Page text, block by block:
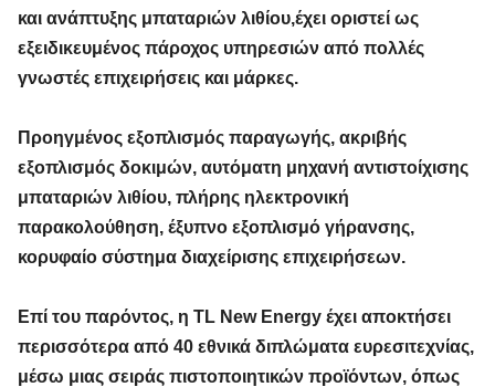
και ανάπτυξης μπαταριών λιθίου,έχει οριστεί ως
εξειδικευμένος πάροχος υπηρεσιών από πολλές
γνωστές επιχειρήσεις και μάρκες.
Προηγμένος εξοπλισμός παραγωγής, ακριβής
εξοπλισμός δοκιμών, αυτόματη μηχανή αντιστοίχισης
μπαταριών λιθίου, πλήρης ηλεκτρονική
παρακολούθηση, έξυπνο εξοπλισμό γήρανσης,
κορυφαίο σύστημα διαχείρισης επιχειρήσεων.
Επί του παρόντος, η TL New Energy έχει αποκτήσει
περισσότερα από 40 εθνικά διπλώματα ευρεσιτεχνίας,
μέσω μιας σειράς πιστοποιητικών προϊόντων, όπως